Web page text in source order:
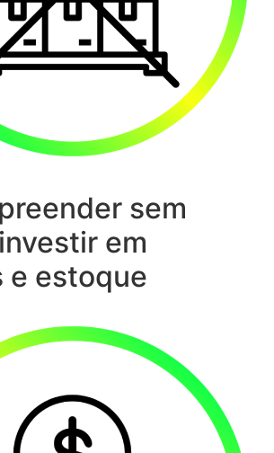
sem
em
e estoque